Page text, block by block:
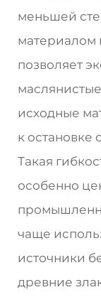
меньшей
материалом
позволяет
исходные
к остановке
Такая
особенно
чаще
источники
древние